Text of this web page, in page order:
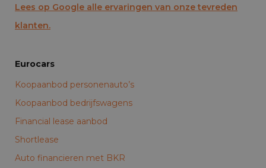
Lees op Google alle ervaringen van onze tevreden
klanten.
Eurocars
Koopaanbod personenauto’s
Koopaanbod bedrijfswagens
Financial lease aanbod
Shortlease
Auto financieren met BKR